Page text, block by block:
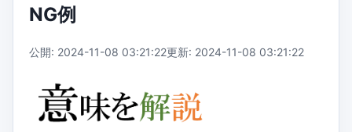
NG例
公開: 2024-11-08 03:21:22更新: 2024-11-08 03:21:22